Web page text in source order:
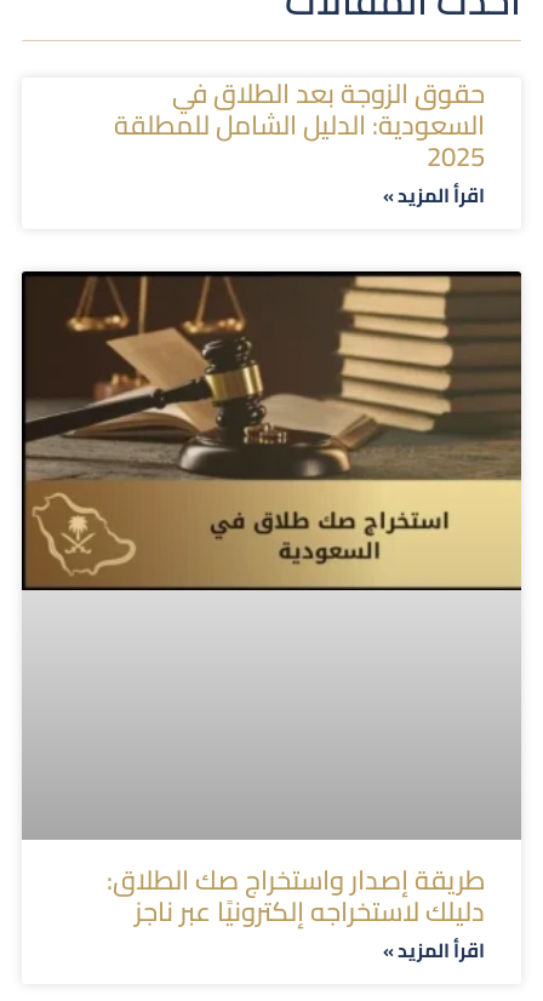
حقوق الزوجة بعد الطلاق في
السعودية: الدليل الشامل للمطلقة
2025
اقرأ المزيد »
طريقة إصدار واستخراج صك الطلاق:
دليلك لاستخراجه إلكترونيًا عبر ناجز
اقرأ المزيد »